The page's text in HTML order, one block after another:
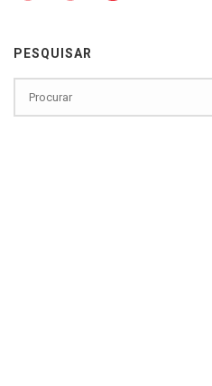
PESQUISAR